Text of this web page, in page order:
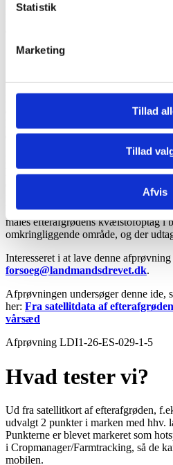
Statistik
Marketing
Tillad
Tillad
Afvis
Det undersøges om man kan bruge
Kan man på baggrund af tilgængeligt
efterafgrødes kvælstofoptag i efteråret
efterfølgende vårsædsafgrøde?
Det forventes at der er en
kvælstof i efteråret og det
forstå samt fastsætte kvælstofbehovet
baggrund af de tilgængelige
måles efterafgrødens kvælstofoptag i
omkringliggende område, og der
Interesseret i at lave denne
forsoeg@landmandsdrevet.dk.
Afprøvningen undersøger denne ide,
her: Fra satellitdata af
vårsæd
Afprøvning LDI1-26-ES-029-1-5
Hvad tester vi?
Ud fra satellitkort af efterafgrøden,
udvalgt 2 punkter i marken med hhv.
Punkterne er blevet markeret som
i Cropmanager/Farmtracking, så de
mobilen.